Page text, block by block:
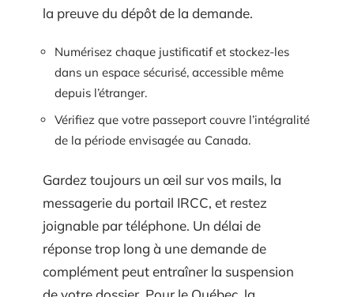
la preuve du dépôt de la demande.
Numérisez chaque justificatif et stockez-les
dans un espace sécurisé, accessible même
depuis l’étranger.
Vérifiez que votre passeport couvre l’intégralité
de la période envisagée au Canada.
Gardez toujours un œil sur vos mails, la
messagerie du portail IRCC, et restez
joignable par téléphone. Un délai de
réponse trop long à une demande de
complément peut entraîner la suspension